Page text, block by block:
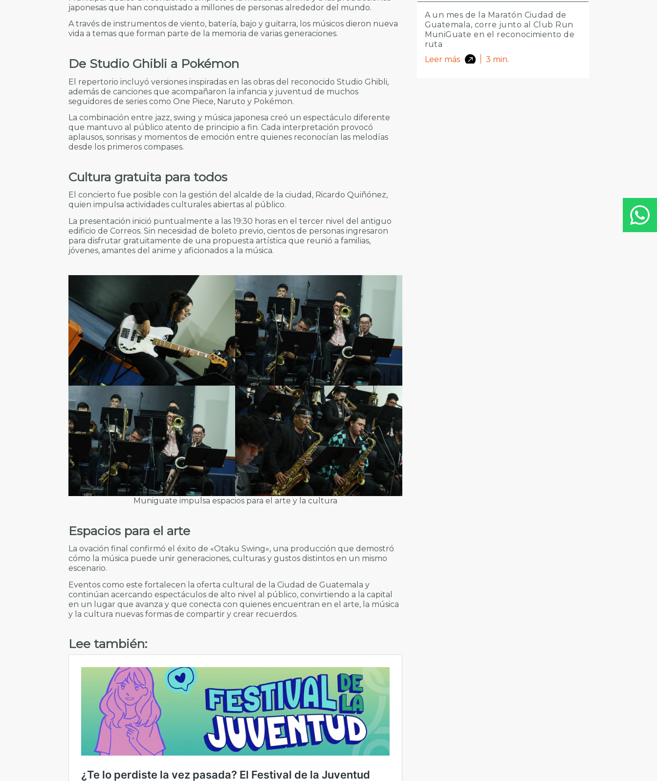
japonesas que han conquistado a millones de personas alrededor del mundo.
A través de instrumentos de viento, batería, bajo y guitarra, los músicos dieron nueva
vida a temas que forman parte de la memoria de varias generaciones.
De Studio Ghibli a Pokémon
El repertorio incluyó versiones inspiradas en las obras del reconocido Studio Ghibli,
además de canciones que acompañaron la infancia y juventud de muchos
seguidores de series como One Piece, Naruto y Pokémon.
La combinación entre jazz, swing y música japonesa creó un espectáculo diferente
que mantuvo al público atento de principio a fin. Cada interpretación provocó
aplausos, sonrisas y momentos de emoción entre quienes reconocían las melodías
desde los primeros compases.
Cultura gratuita para todos
El concierto fue posible con la gestión del alcalde de la ciudad, Ricardo Quiñónez,
quien impulsa actividades culturales abiertas al público.
La presentación inició puntualmente a las 19:30 horas en el tercer nivel del antiguo
edificio de Correos. Sin necesidad de boleto previo, cientos de personas ingresaron
para disfrutar gratuitamente de una propuesta artística que reunió a familias,
jóvenes, amantes del anime y aficionados a la música.
Muniguate impulsa espacios para el arte y la cultura
Espacios para el arte
La ovación final confirmó el éxito de «Otaku Swing», una producción que demostró
cómo la música puede unir generaciones, culturas y gustos distintos en un mismo
escenario.
Eventos como este fortalecen la oferta cultural de la Ciudad de Guatemala y
continúan acercando espectáculos de alto nivel al público, convirtiendo a la capital
en un lugar que avanza y que conecta con quienes encuentran en el arte, la música
y la cultura nuevas formas de compartir y crear recuerdos.
Lee también:
A un mes de la Maratón Ciudad de
Guatemala, corre junto al Club Run
MuniGuate en el reconocimiento de
ruta
Leer más
3 min.